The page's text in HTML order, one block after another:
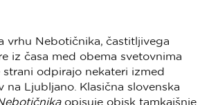
vrhu Nebotičnika, častitljivega
iz časa med obema svetovnima
strani odpirajo nekateri izmed
na Ljubljano. Klasična slovenska
opisuje obisk tamkajšnje